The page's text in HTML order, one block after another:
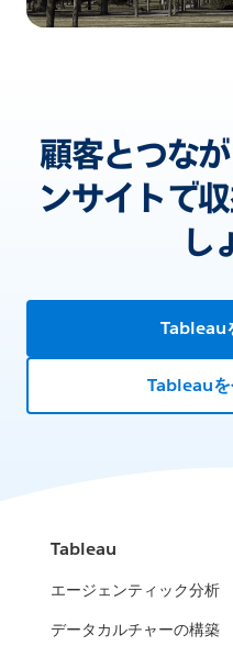
顧客とつな
ンサイトで
し
Tableau
Tableau
Tableau
エージェンティック分析
データカルチャーの構築